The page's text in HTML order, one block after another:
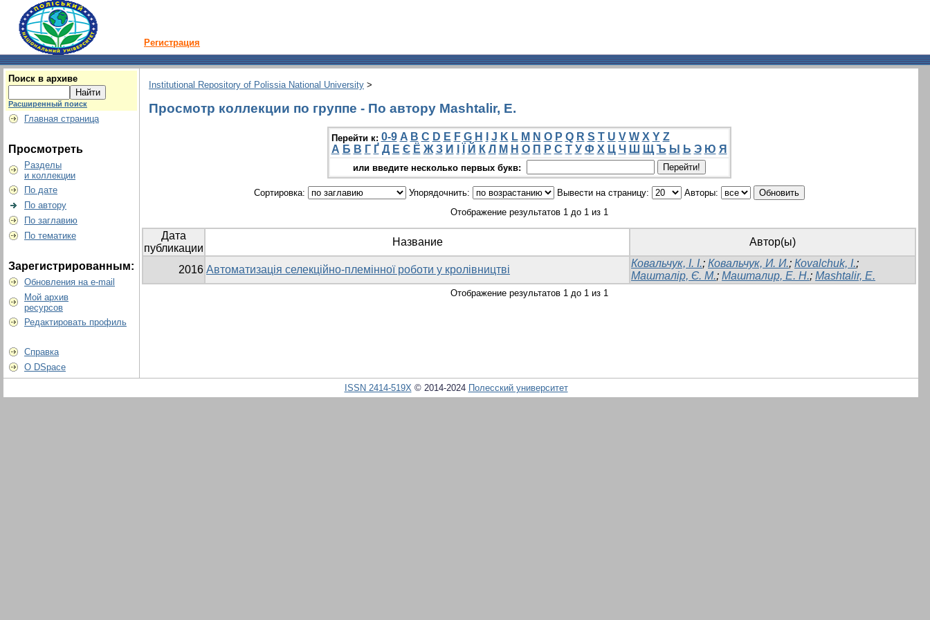
Регистрация
Поиск в архиве
Расширенный поиск
Главная страница
Просмотреть
Разделы
и коллекции
По дате
По автору
По заглавию
По тематике
Зарегистрированным:
Обновления на e-mail
Мой архив
ресурсов
Редактировать профиль
Справка
О DSpace
Institutional Repository of Polissia National University >
Просмотр коллекции по группе - По автору Mashtalir, E.
Перейти к: 0-9 A B C D E F G H J K L M N O P Q R S T U V W X Y Z
А Б В Г Ґ Д Е Є Ё Ж З И Й К Л М Н О П Р С Т У Ф Х Ц Ч Ш Щ Ъ Ы Ь Э Ю Я
или введите несколько первых букв:
Сортировка: Упорядочнить: Вывести на страницу:
Авторы:
Отображение результатов 1 до 1 из 1
Дата
публикации
Название Автор(ы)
2016 Автоматизація селекційно-племінної роботи у кролівництві
Ковальчук, І. І.; Ковальчук, И. И.; Кovalchuk, I.;
Машталір, Є. М.; Машталир, Е. Н.; Mashtalir, E.
Отображение результатов 1 до 1 из 1
ISSN 2414-519X© 2014-2024 Полесский университет